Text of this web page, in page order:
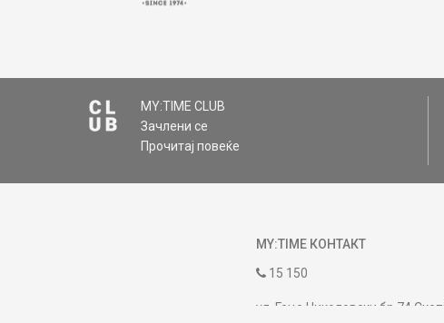
MY:TIME CLUB
Зачлени се
Прочитај повеќе
MY:TIME КОНТАКТ
15 150
ул. Гоце Николовски бр.74